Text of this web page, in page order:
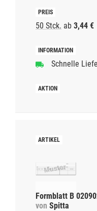
50 Stck. ab 3,44 €
Schnelle
Formblatt B
von Spitta